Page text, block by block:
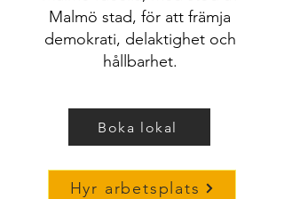
Malmö stad, för att främja
demokrati, delaktighet och
hållbarhet.
Boka lokal
Hyr arbetsplats